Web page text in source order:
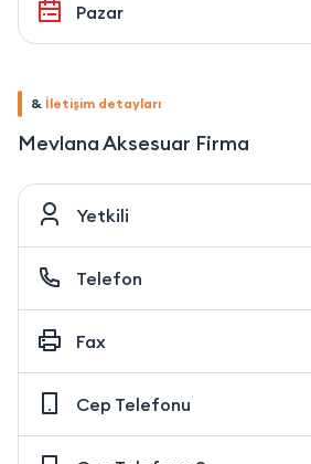
Pazar
& İletişim detayları
Mevlana Aksesuar Firma
Yetkili
Telefon
Fax
Cep Telefonu